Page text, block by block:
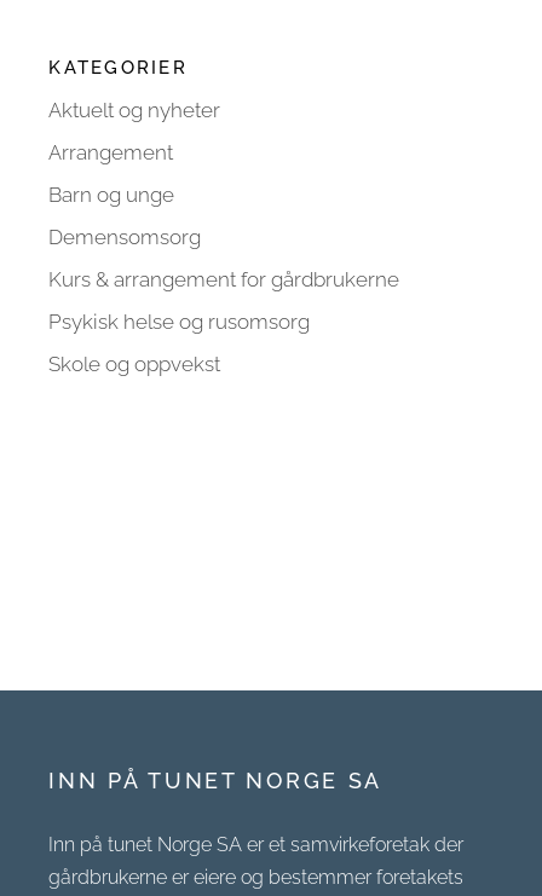
KATEGORIER
Aktuelt og nyheter
Arrangement
Barn og unge
Demensomsorg
Kurs & arrangement for gårdbrukerne
Psykisk helse og rusomsorg
Skole og oppvekst
INN PÅ TUNET NORGE SA
Inn på tunet Norge SA er et samvirkeforetak der
gårdbrukerne er eiere og bestemmer foretakets